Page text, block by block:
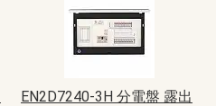
EN2D7240-3H 分電盤 露出